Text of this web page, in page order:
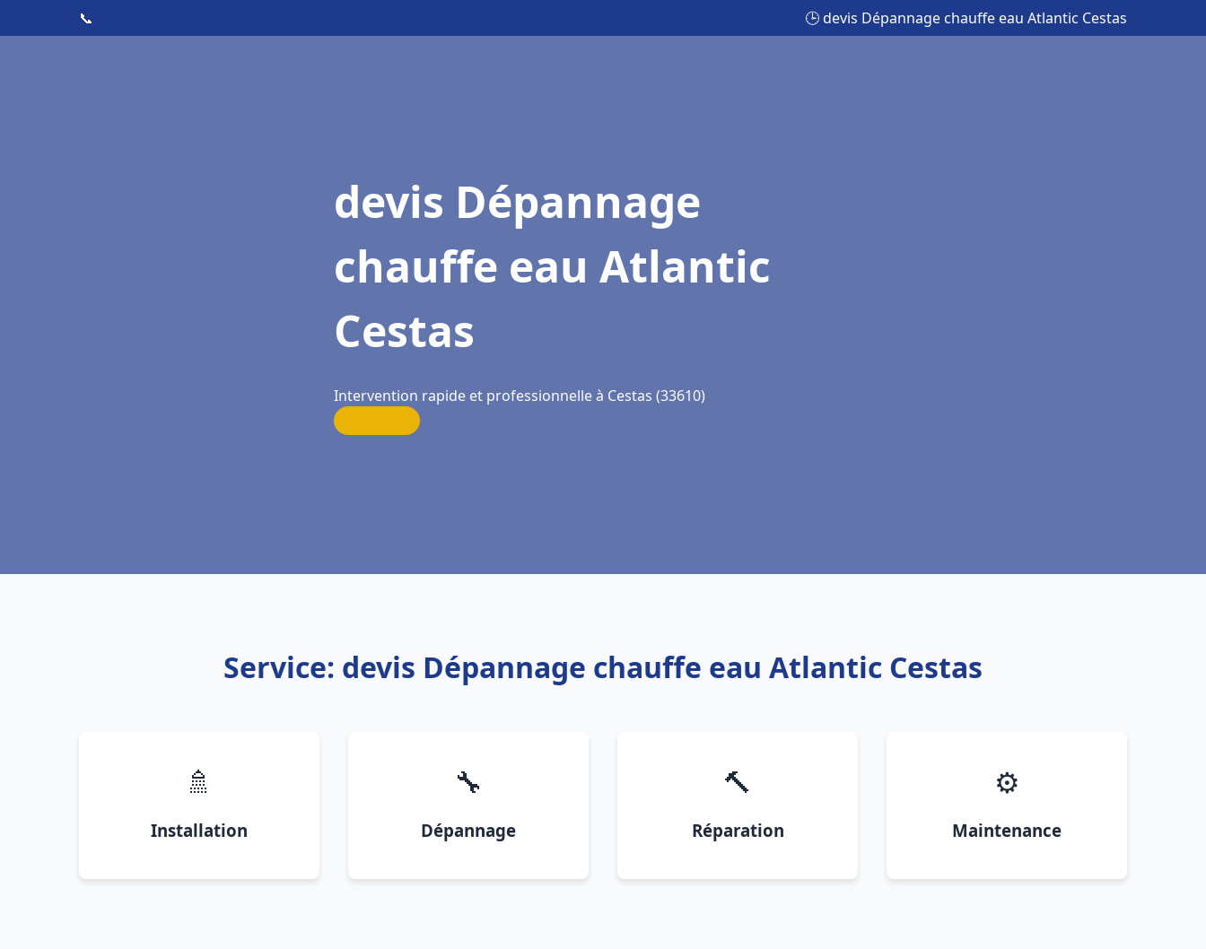
📞 🕒 devis Dépannage chauffe eau Atlantic Cestas
devis Dépannage
chauffe eau Atlantic
Cestas
Intervention rapide et professionnelle à Cestas (33610)
Service: devis Dépannage chauffe eau Atlantic Cestas
🚿
Installation
🔧
Dépannage
🔨
Réparation
⚙️
Maintenance